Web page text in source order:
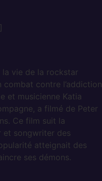
la vie de la rockstar
contre l’addiction
et musicienne Katia
a filmé de Peter
Ce film suit la
et songwriter des
atteignait des
ses démons.